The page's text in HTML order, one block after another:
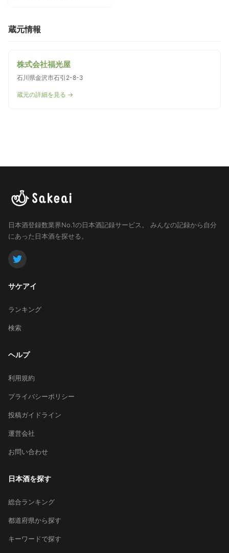
蔵元情報
株式会社福光屋
石川県金沢市石引2-8-3
蔵元の詳細を見る →
日本酒登録数業界No.1の日本酒記録サービス。
みんなの記録から自分
にあった日本酒を探せる。
サケアイ
ランキング
検索
ヘルプ
利用規約
プライバシーポリシー
投稿ガイドライン
運営会社
お問い合わせ
日本酒を探す
総合ランキング
都道府県から探す
キーワードで探す